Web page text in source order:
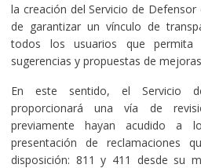
la creación del Servicio de
de garantizar un vínculo de
todos los usuarios que permita
sugerencias y propuestas de
En este sentido, el Servicio
proporcionará una vía de
previamente hayan acudido a
presentación de reclamaciones
disposición: 811 y 411 desde su